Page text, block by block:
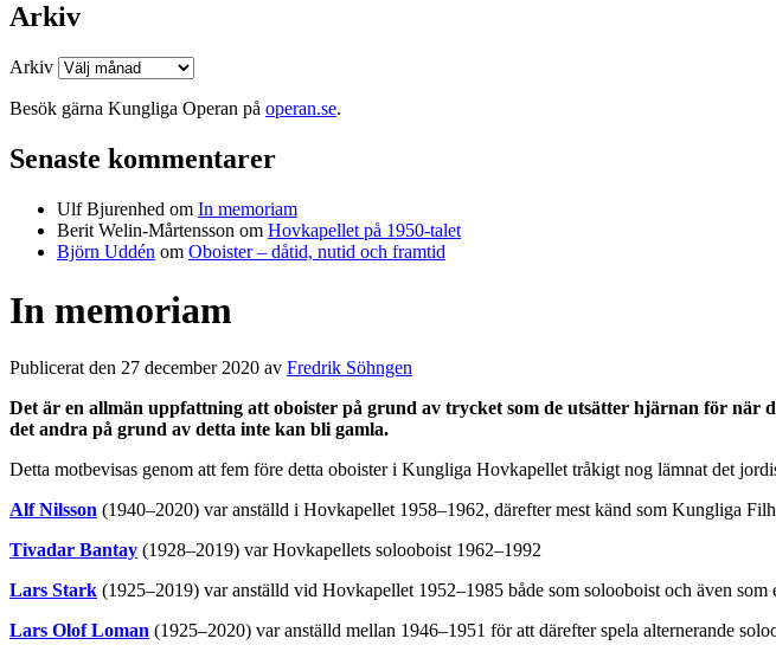
Arkiv
Arkiv
Besök gärna Kungliga Operan på operan.se.
Senaste kommentarer
Ulf Bjurenhed om In memoriam
Berit Welin-Mårtensson om Hovkapellet på 1950-talet
Björn Uddén om Oboister – dåtid, nutid och framtid
In memoriam
Publicerat den 27 december 2020 av Fredrik Söhngen
Det är en allmän uppfattning att oboister på grund av trycket som de utsätter hjärnan för
det andra på grund av detta inte kan bli gamla.
Detta motbevisas genom att fem före detta oboister i Kungliga Hovkapellet tråkigt nog lämnat det
Alf Nilsson (1940–2020) var anställd i Hovkapellet 1958–1962, därefter mest känd som Kungliga
Tivadar Bantay (1928–2019) var Hovkapellets solooboist 1962–1992
Lars Stark (1925–2019) var anställd vid Hovkapellet 1952–1985 både som solooboist och även som
Lars Olof Loman (1925–2020) var anställd mellan 1946–1951 för att därefter spela alternerande